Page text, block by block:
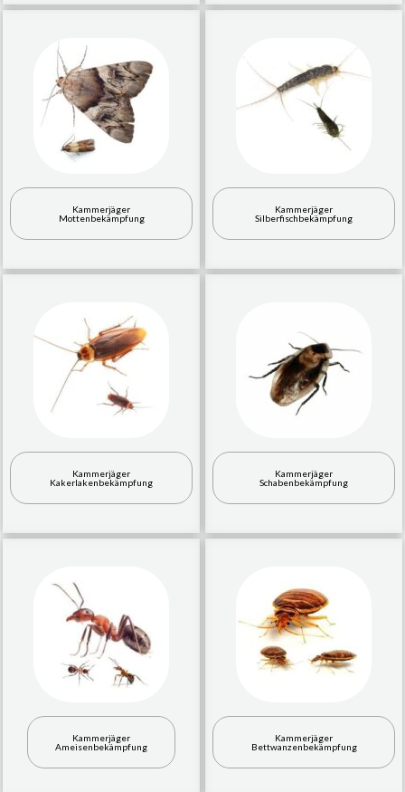
Kammerjäger
Mottenbekämpfung
Kammerjäger
Silberfischbekämpfung
Kammerjäger
Kakerlakenbekämpfung
Kammerjäger
Schabenbekämpfung
Kammerjäger
Ameisenbekämpfung
Kammerjäger
Bettwanzenbekämpfung